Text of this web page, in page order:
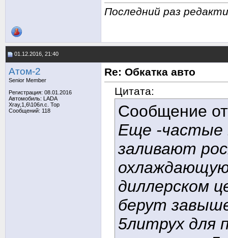
Последний раз
01.12.2016, 21:40
Атом-2
Senior Member
Регистрация: 08.01.2016
Автомобиль: LADA
Xray,1,6\106л.с. Top
Сообщений: 118
Re: Обкатка авто
Цитата:
Сообщение
Еще -частые
заливают
диллерском
берут
5литрух для